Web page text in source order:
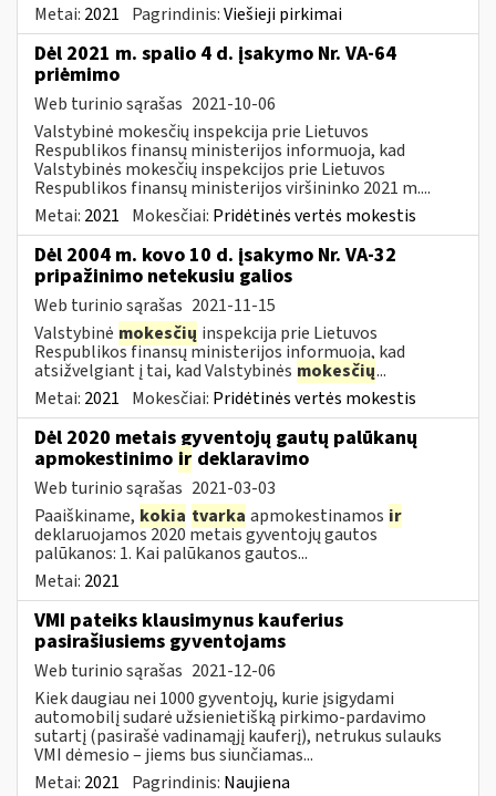
Metai: 2021 Pagrindinis:Viešieji pirkimai
Dėl 2021 m. spalio 4 d. įsakymo Nr. VA-64
priėmimo
Web turinio sąrašas 2021-10-06
Valstybinė mokesčių inspekcija prie Lietuvos
Respublikos finansų ministerijos informuoja, kad
Valstybinės mokesčių inspekcijos prie Lietuvos
Respublikos finansų ministerijos viršininko 2021 m....
Metai: 2021 Mokesčiai: Pridėtinės vertės mokestis
Dėl 2004 m. kovo 10 d. įsakymo Nr. VA-32
pripažinimo netekusiu galios
Web turinio sąrašas 2021-11-15
Valstybinė mokesčių inspekcija prie Lietuvos
Respublikos finansų ministerijos informuoja, kad
atsižvelgiant į tai, kad Valstybinės mokesčių...
Metai: 2021 Mokesčiai: Pridėtinės vertės mokestis
Dėl 2020 metais gyventojų gautų palūkanų
apmokestinimo ir deklaravimo
Web turinio sąrašas 2021-03-03
Paaiškiname, kokia tvarka apmokestinamos ir
deklaruojamos 2020 metais gyventojų gautos
palūkanos: 1. Kai palūkanos gautos...
Metai: 2021
VMI pateiks klausimynus kauferius
pasirašiusiems gyventojams
Web turinio sąrašas 2021-12-06
Kiek daugiau nei 1000 gyventojų, kurie įsigydami
automobilį sudarė užsienietišką pirkimo-pardavimo
sutartį (pasirašė vadinamąjį kauferį), netrukus sulauks
VMI dėmesio – jiems bus siunčiamas...
Metai: 2021 Pagrindinis: Naujiena